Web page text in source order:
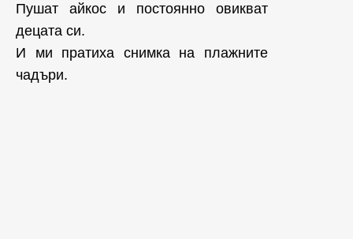
Пушат айкос и постоянно овикват
децата си.
И ми пратиха снимка на плажните
чадъри.